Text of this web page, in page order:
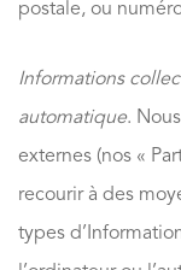
postale, ou
Informations
automatique.
externes (nos «
recourir à des
types